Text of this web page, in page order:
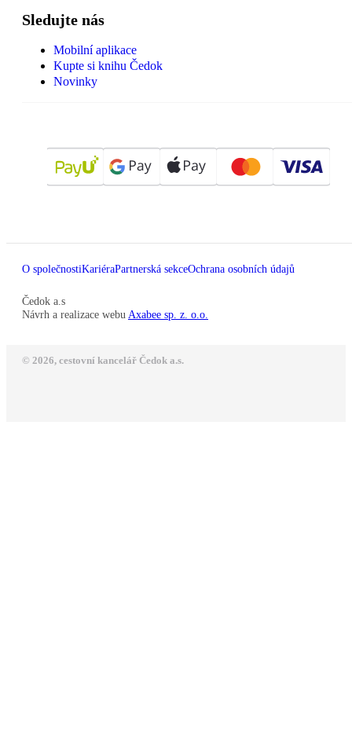
Sledujte nás
Mobilní aplikace
Kupte si knihu Čedok
Novinky
O společnostiKariéraPartnerská sekceOchrana osobních údajů
Čedok a.s
Návrh a realizace webu Axabee sp. z. o.o.
© 2026, cestovní kancelář Čedok a.s.